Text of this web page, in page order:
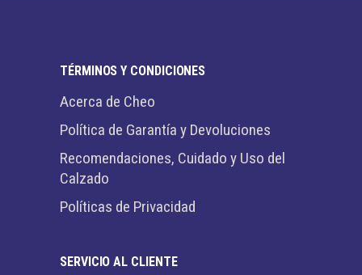
TÉRMINOS Y CONDICIONES
Acerca de Cheo
Política de Garantía y Devoluciones
Recomendaciones, Cuidado y Uso del
Calzado
Políticas de Privacidad
SERVICIO AL CLIENTE